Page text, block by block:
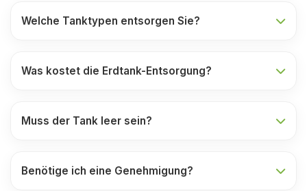
Welche Tanktypen entsorgen Sie?
Was kostet die Erdtank-Entsorgung?
Muss der Tank leer sein?
Benötige ich eine Genehmigung?